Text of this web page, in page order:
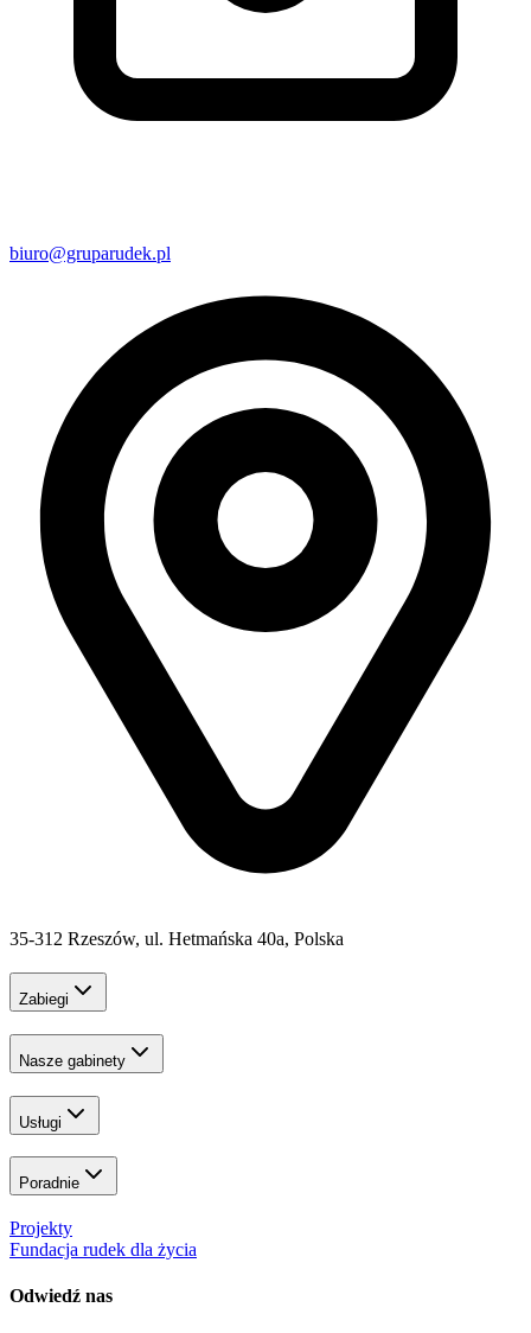
biuro@gruparudek.pl
35-312 Rzeszów, ul. Hetmańska 40a, Polska
Zabiegi
Nasze gabinety
Usługi
Poradnie
Projekty
Fundacja rudek dla życia
Odwiedź nas